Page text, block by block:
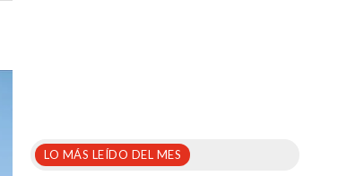
LO MÁS LEÍDO DEL MES